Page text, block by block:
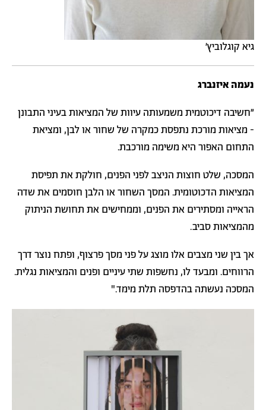
גיא קוגלוביץ׳
נעמה איזנברג
"חשיבה דיכוטמית משמעותה עיוות של המציאות בעיני התבונן
- מציאות מורכת נתפסת כמקרה של שחור או לבן, ומציאת
התחום האפור היא משימה מורכבת.
המסכה, שלט חוצות הניצב לפני הפנים, חולקת את תפיסת
המציאות הדכוטומית. המסך השחור או הלבן חוסמים את שדה
הראייה ומסתירים את הפנים, וממחישים את תחושת הניתוק
מהמציאות סביב.
אך בין שני מצבים אלו מוצג על פני מסך פרצוף, ופתח נוצר דרך
הרווחים. ומבעד לו, נחשפות שתי עיניים ופנים והמציאות נגלית.
המסכה נעשתה בהדפסה תלת מימד."